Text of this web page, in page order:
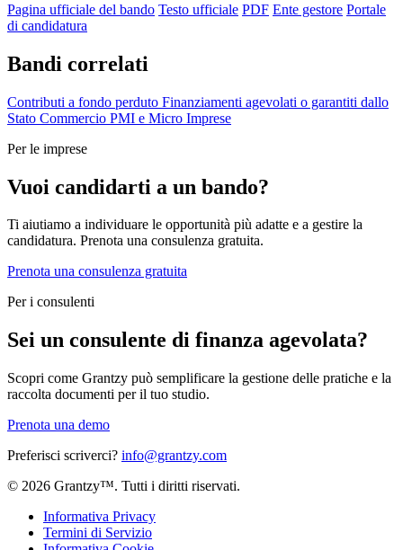
Pagina ufficiale del bando Testo ufficiale PDF Ente gestore Portale
di candidatura
Bandi correlati
Contributi a fondo perduto Finanziamenti agevolati o garantiti dallo
Stato Commercio PMI e Micro Imprese
Per le imprese
Vuoi candidarti a un bando?
Ti aiutiamo a individuare le opportunità più adatte e a gestire la
candidatura. Prenota una consulenza gratuita.
Prenota una consulenza gratuita
Per i consulenti
Sei un consulente di finanza agevolata?
Scopri come Grantzy può semplificare la gestione delle pratiche e la
raccolta documenti per il tuo studio.
Prenota una demo
Preferisci scriverci? info@grantzy.com
© 2026 Grantzy™. Tutti i diritti riservati.
Informativa Privacy
Termini di Servizio